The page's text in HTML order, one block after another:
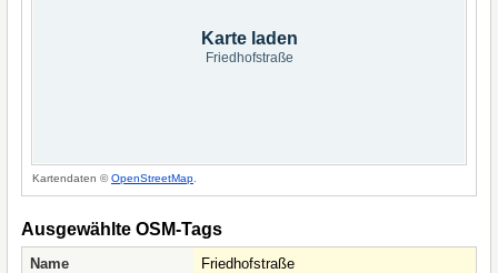
Karte laden
Friedhofstraße
Kartendaten ©OpenStreetMap
Ausgewählte OSM-Tags
Name
Friedhofstraße